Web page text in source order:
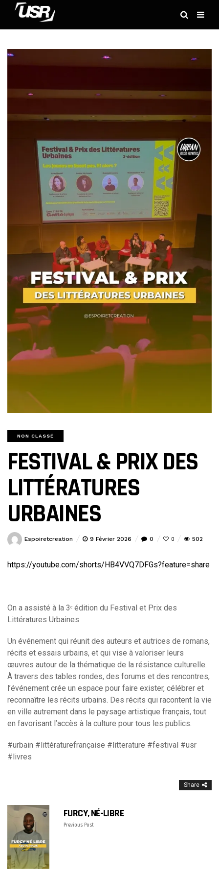
NON CLASSÉ
FESTIVAL & PRIX DES
LITTÉRATURES
URBAINES
Espoiretcreation 9 Février 2026 0 0 502
https://youtube.com/shorts/HB4VVQ7DFGs?feature=share
On a assisté à la 3ᵉ édition du Festival et Prix des
Littératures Urbaines
Un événement qui réunit des auteurs et autrices de romans,
récits et essais urbains, et qui vise à valoriser leurs
œuvres autour de la thématique de la résistance culturelle.
À travers des tables rondes, des forums et des rencontres,
l’événement crée un espace pour faire exister, célébrer et
reconnaître les récits urbains. Des récits qui racontent la vie
en ville autrement dans le paysage artistique français, tout
en favorisant l’accès à la culture pour tous les publics.
#urbain #littératurefrançaise #litterature #festival #usr
#livres
Share
FURCY, NÉ-LIBRE
Previous Post